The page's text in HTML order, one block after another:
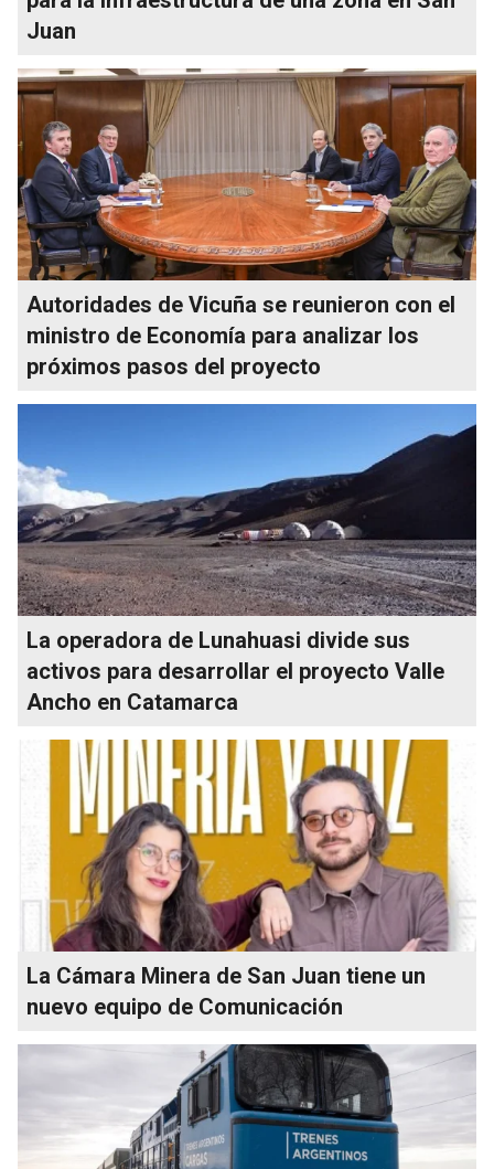
Juan
Autoridades de Vicuña se reunieron con el
ministro de Economía para analizar los
próximos pasos del proyecto
La operadora de Lunahuasi divide sus
activos para desarrollar el proyecto Valle
Ancho en Catamarca
La Cámara Minera de San Juan tiene un
nuevo equipo de Comunicación